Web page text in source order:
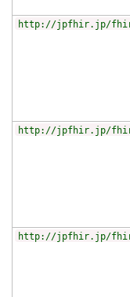
http://jpfhir.jp/fhir/
http://jpfhir.jp/fhir/
http://jpfhir.jp/fhir/